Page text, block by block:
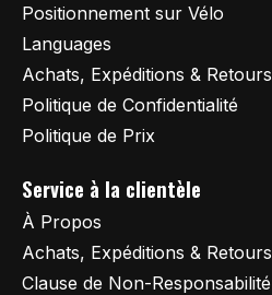
Positionnement sur Vélo
Languages
Achats, Expéditions & Retours
Politique de Confidentialité
Politique de Prix
Service à la clientèle
À Propos
Achats, Expéditions & Retours
Clause de Non-Responsabilité